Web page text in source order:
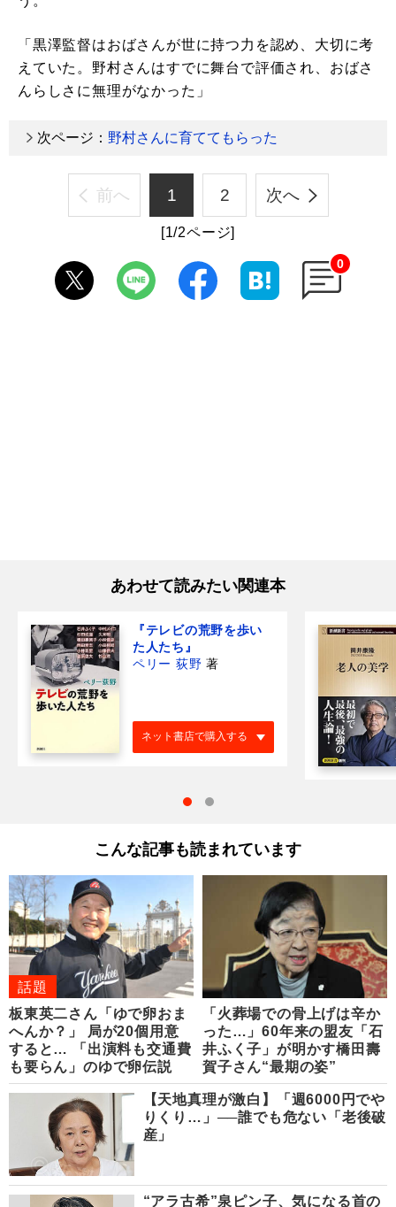
「黒澤監督はおばさんが世に持つ力を認め、大切に考
えていた。野村さんはすでに舞台で評価され、おばさ
んらしさに無理がなかった」
次ページ： 野村さんに育ててもらった
前へ 1 2 次へ
[1/2ページ]
0
あわせて読みたい関連本
『テレビの荒野を歩い
た人たち』
ペリー 荻野 著
ネット書店で購入する
こんな記事も読まれています
話題
板東英二さん「ゆで卵おま
へんか？」 局が20個用意
すると… 「出演料も交通費
も要らん」のゆで卵伝説
「火葬場での骨上げは辛か
った…」60年来の盟友「石
井ふく子」が明かす橋田壽
賀子さん“最期の姿”
【天地真理が激白】「週6000円でや
りくり…」──誰でも危ない「老後破
産」
“アラ古希”泉ピン子、気になる首の